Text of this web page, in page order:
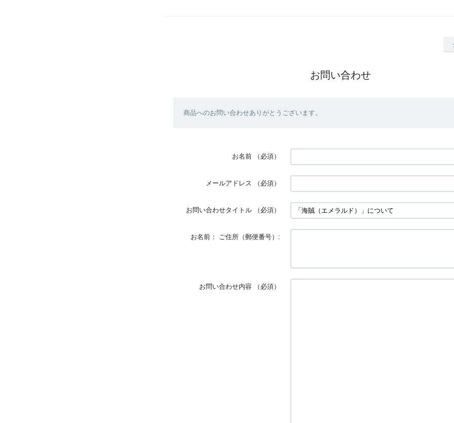
お問い合わせ
商品へのお問い合わせありがとうございます。
お名前 （必須）
メールアドレス （必須）
お問い合わせタイトル （必須）
お名前： ご住所（郵便番号）:
お問い合わせ内容 （必須）